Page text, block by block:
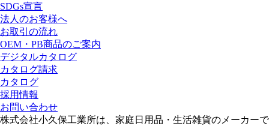
SDGs宣言
法人のお客様へ
お取引の流れ
OEM・PB商品のご案内
デジタルカタログ
カタログ請求
カタログ
採用情報
お問い合わせ
株式会社小久保工業所は、家庭日用品・生活雑貨のメーカーで